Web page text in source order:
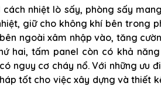
nhiệt lò sấy, phòng sấy
giữ cho không khí bên trong
ngoài xâm nhập vào, tăng
hai, tấm panel còn có khả
nguy cơ cháy nổ. Với những ưu
tốt cho việc xây dựng và thiết